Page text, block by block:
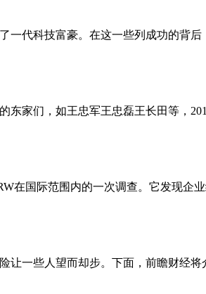
一代科技富豪。在这一些列成功的背
东家们，如王忠军王忠磊王长田等，
在国际范围内的一次调查。它发现企
让一些人望而却步。下面，前瞻财经